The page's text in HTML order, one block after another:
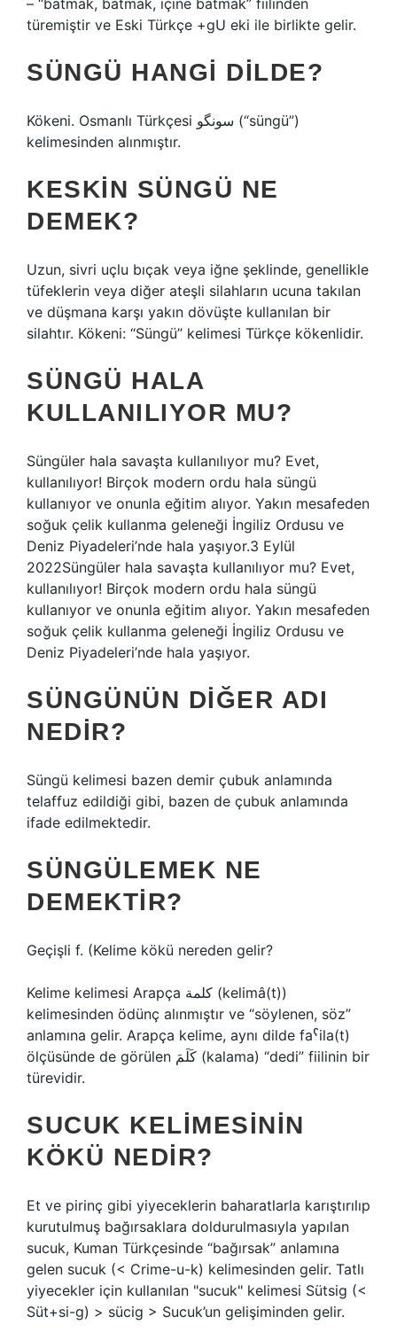
– “batmak, batmak, içine batmak” fiilinden
türemiştir ve Eski Türkçe +gU eki ile birlikte gelir.
SÜNGÜ HANGI DILDE?
Kökeni. Osmanlı Türkçesi سونگو‎ (“süngü”)
kelimesinden alınmıştır.
KESKIN SÜNGÜ NE
DEMEK?
Uzun, sivri uçlu bıçak veya iğne şeklinde, genellikle
tüfeklerin veya diğer ateşli silahların ucuna takılan
ve düşmana karşı yakın dövüşte kullanılan bir
silahtır. Kökeni: “Süngü” kelimesi Türkçe kökenlidir.
SÜNGÜ HALA
KULLANILIYOR MU?
Süngüler hala savaşta kullanılıyor mu? Evet,
kullanılıyor! Birçok modern ordu hala süngü
kullanıyor ve onunla eğitim alıyor. Yakın mesafeden
soğuk çelik kullanma geleneği İngiliz Ordusu ve
Deniz Piyadeleri’nde hala yaşıyor.3 Eylül
2022Süngüler hala savaşta kullanılıyor mu? Evet,
kullanılıyor! Birçok modern ordu hala süngü
kullanıyor ve onunla eğitim alıyor. Yakın mesafeden
soğuk çelik kullanma geleneği İngiliz Ordusu ve
Deniz Piyadeleri’nde hala yaşıyor.
SÜNGÜNÜN DIĞER ADI
NEDIR?
Süngü kelimesi bazen demir çubuk anlamında
telaffuz edildiği gibi, bazen de çubuk anlamında
ifade edilmektedir.
SÜNGÜLEMEK NE
DEMEKTIR?
Geçişli f. (Kelime kökü nereden gelir?
Kelime kelimesi Arapça كلمة (kelimâ(t))
kelimesinden ödünç alınmıştır ve “söylenen, söz”
anlamına gelir. Arapça kelime, aynı dilde faˁila(t)
ölçüsünde de görülen كَلَمَ (kalama) “dedi” fiilinin bir
türevidir.
SUCUK KELIMESININ
KÖKÜ NEDIR?
Et ve pirinç gibi yiyeceklerin baharatlarla karıştırılıp
kurutulmuş bağırsaklara doldurulmasıyla yapılan
sucuk, Kuman Türkçesinde “bağırsak” anlamına
gelen sucuk (< Crime-u-k) kelimesinden gelir. Tatlı
yiyecekler için kullanılan "sucuk" kelimesi Sütsig (<
Süt+si-g) > sücig > Sucuk’un gelişiminden gelir.